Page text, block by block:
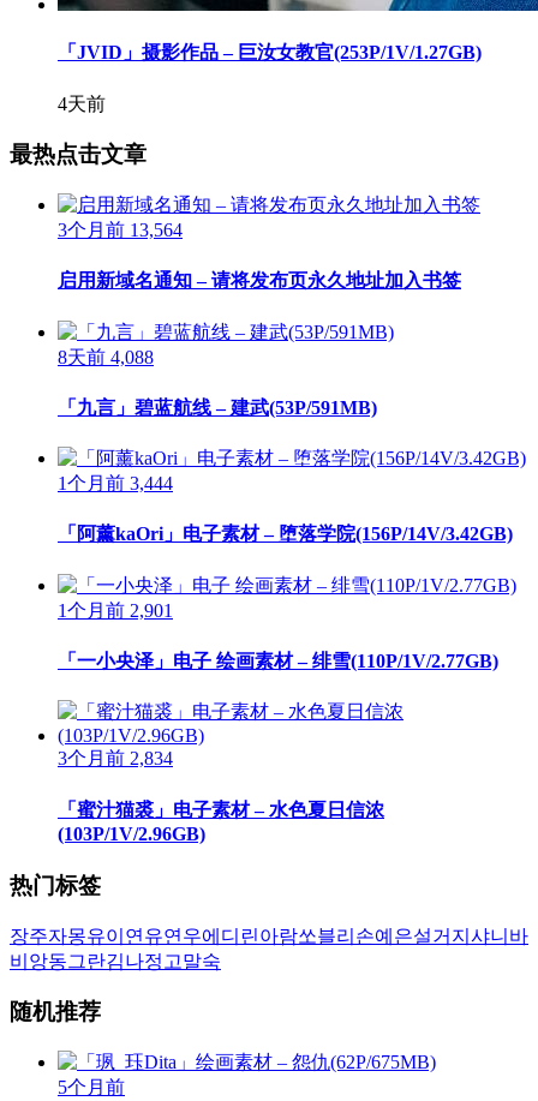
「JVID」摄影作品 – 巨汝女教官(253P/1V/1.27GB)
4天前
最热点击文章
3个月前 13,564
启用新域名通知 – 请将发布页永久地址加入书签
8天前 4,088
「九言」碧蓝航线 – 建武(53P/591MB)
1个月前 3,444
「阿薰kaOri」电子素材 – 堕落学院(156P/14V/3.42GB)
1个月前 2,901
「一小央泽」电子 绘画素材 – 绯雪(110P/1V/2.77GB)
3个月前 2,834
「蜜汁猫裘」电子素材 – 水色夏日信浓
(103P/1V/2.96GB)
热门标签
장주자몽유이 연유연우에디린아람쏘블리 손예은설거지 샤니 바
비앙동그란김나정 고말숙
随机推荐
5个月前